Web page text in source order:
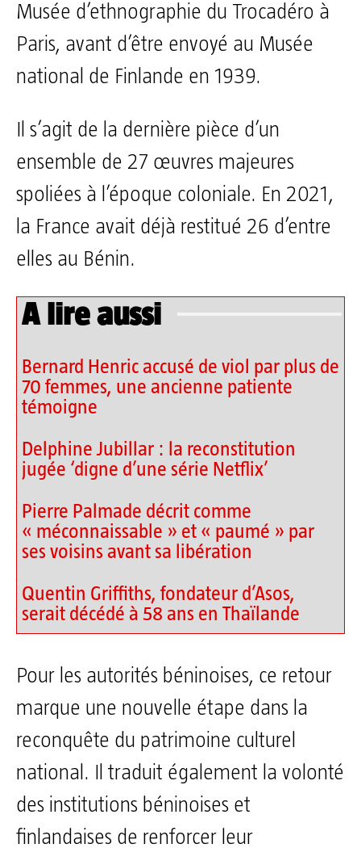
Musée d’ethnographie du Trocadéro à
Paris, avant d’être envoyé au Musée
national de Finlande en 1939.
Il s’agit de la dernière pièce d’un
ensemble de 27 œuvres majeures
spoliées à l’époque coloniale. En 2021,
la France avait déjà restitué 26 d’entre
elles au Bénin.
A lire aussi
Bernard Henric accusé de viol par plus de
70 femmes, une ancienne patiente
témoigne
Delphine Jubillar : la reconstitution
jugée ‘digne d’une série Netflix’
Pierre Palmade décrit comme
« méconnaissable » et « paumé » par
ses voisins avant sa libération
Quentin Griffiths, fondateur d’Asos,
serait décédé à 58 ans en Thaïlande
Pour les autorités béninoises, ce retour
marque une nouvelle étape dans la
reconquête du patrimoine culturel
national. Il traduit également la volonté
des institutions béninoises et
finlandaises de renforcer leur